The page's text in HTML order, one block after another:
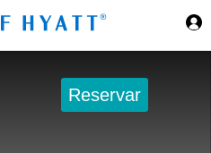
Reservar